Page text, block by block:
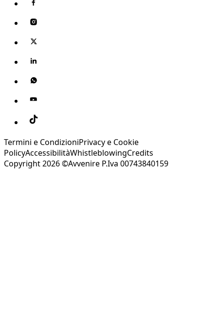
Termini e CondizioniPrivacy e Cookie
PolicyAccessibilitàWhistleblowingCredits
Copyright 2026 ©Avvenire P.Iva 00743840159